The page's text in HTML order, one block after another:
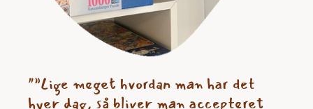
"”Lige meget hvordan man har det
hver dag, så bliver man accepteret